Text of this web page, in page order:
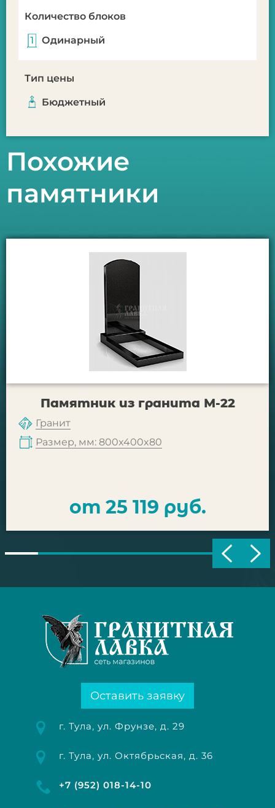
Количество блоков
Одинарный
Тип цены
Бюджетный
Похожие
памятники
Памятник из гранита М-22
Гранит
Размер, мм: 800x400x80
от 25 119 руб.
Оставить заявку
г. Тула, ул. Фрунзе, д. 29
г. Тула, ул. Октябрьская, д. 36
+7 (952) 018-14-10